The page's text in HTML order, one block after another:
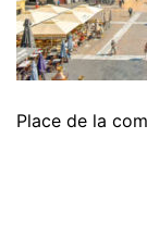
Place de la